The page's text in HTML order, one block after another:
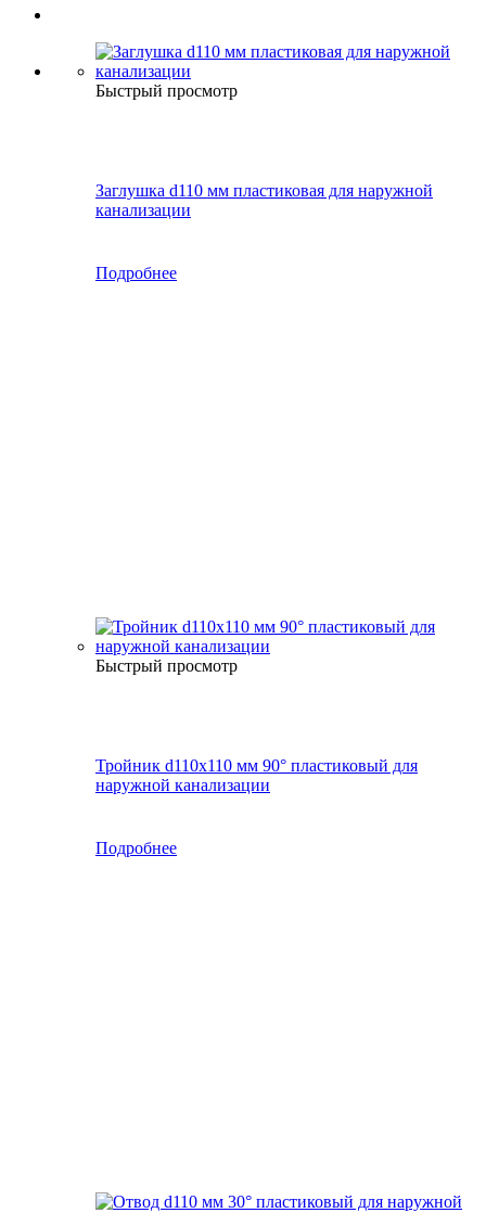
Быстрый просмотр
Заглушка d110 мм пластиковая для наружной
канализации
Подробнее
Быстрый просмотр
Тройник d110х110 мм 90° пластиковый для
наружной канализации
Подробнее